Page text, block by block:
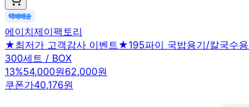
에이치제이팩토리
★최저가 고객감사 이벤트★195파이 국밥용기/칼국수
300세트 / BOX
13%54,000원62,000원
쿠폰가40,176원